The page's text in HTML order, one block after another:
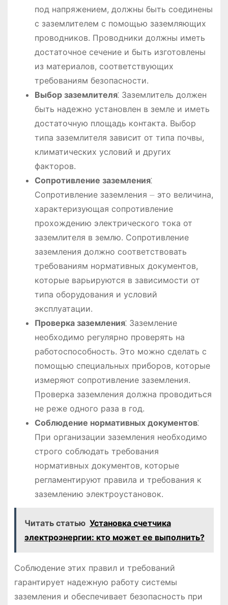
под напряжением, должны быть соединены
с заземлителем с помощью заземляющих
проводников. Проводники должны иметь
достаточное сечение и быть изготовлены
из материалов, соответствующих
требованиям безопасности.
Выбор заземлителя⁚ Заземлитель должен
быть надежно установлен в земле и иметь
достаточную площадь контакта. Выбор
типа заземлителя зависит от типа почвы,
климатических условий и других
факторов.
Сопротивление заземления⁚
Сопротивление заземления ⏤ это величина,
характеризующая сопротивление
прохождению электрического тока от
заземлителя в землю. Сопротивление
заземления должно соответствовать
требованиям нормативных документов,
которые варьируются в зависимости от
типа оборудования и условий
эксплуатации.
Проверка заземления⁚ Заземление
необходимо регулярно проверять на
работоспособность. Это можно сделать с
помощью специальных приборов, которые
измеряют сопротивление заземления.
Проверка заземления должна проводиться
не реже одного раза в год.
Соблюдение нормативных документов⁚
При организации заземления необходимо
строго соблюдать требования
нормативных документов, которые
регламентируют правила и требования к
заземлению электроустановок.
Читать статью Установка счетчика
электроэнергии: кто может ее выполнить?
Соблюдение этих правил и требований
гарантирует надежную работу системы
заземления и обеспечивает безопасность при